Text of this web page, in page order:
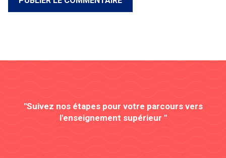
"Suivez nos étapes pour votre parcours vers
l'enseignement supérieur "